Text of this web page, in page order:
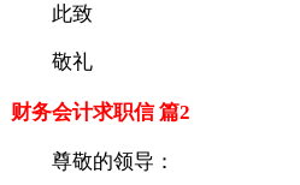
此致
敬礼
财务会计求职信 篇2
尊敬的领导：